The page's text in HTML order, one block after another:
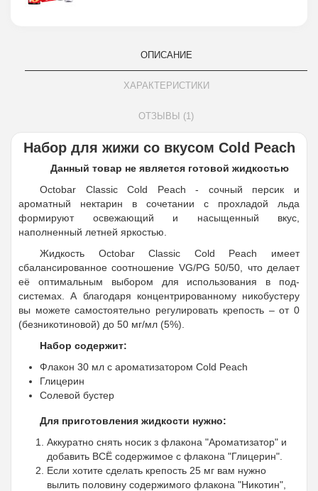
ОПИСАНИЕ
ХАРАКТЕРИСТИКИ
ОТЗЫВЫ (1)
Набор для жижи со вкусом Cold Peach
Данный товар не является готовой жидкостью
Octobar Classic Cold Peach - cочный персик и
ароматный нектарин в сочетании с прохладой льда
формируют освежающий и насыщенный вкус,
наполненный летней яркостью.
Жидкость Octobar Classic Cold Peach имеет
сбалансированное соотношение VG/PG 50/50, что делает
её оптимальным выбором для использования в под-
системах. А благодаря концентрированному никобустеру
вы можете самостоятельно регулировать крепость – от 0
(безникотиновой) до 50 мг/мл (5%).
Набор содержит:
Флакон 30 мл с ароматизатором Cold Peach
Глицерин
Солевой бустер
Для приготовления жидкости нужно:
Аккуратно снять носик з флакона "Ароматизатор" и
добавить ВСЁ содержимое с флакона "Глицерин".
Если хотите сделать крепость 25 мг вам нужно
вылить половину содержимого флакона "Никотин",